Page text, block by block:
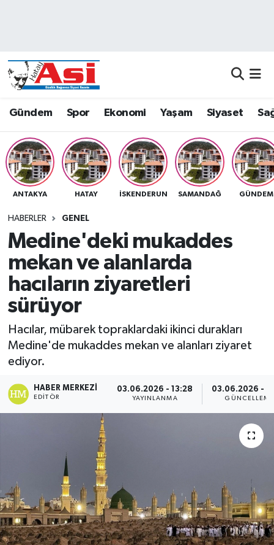
Gündem Spor Ekonomi Yaşam Siyaset
ANTAKYA HATAY İSKENDERUN SAMANDAĞ GÜNDEM
HABERLER GENEL
Medine'deki mukaddes
mekan ve alanlarda
hacıların ziyaretleri
sürüyor
Hacılar, mübarek topraklardaki ikinci durakları
Medine'de mukaddes mekan ve alanları ziyaret
ediyor.
HABER MERKEZI
EDITÖR
03.06.2026 - 13:28
YAYINLANMA
03.06.2026 -
GÜNCELLEME
Dünya
Eğitim
Ekonomi
Gündem
Sağlık
Siyaset
Spor
Teknoloji
Yaşam
Hava Durumu
Namaz Vakitleri
Trafik Durumu
Süper Lig Puan Durumu ve Fikstür
Son Dakika Haberleri
Haber Arşivi